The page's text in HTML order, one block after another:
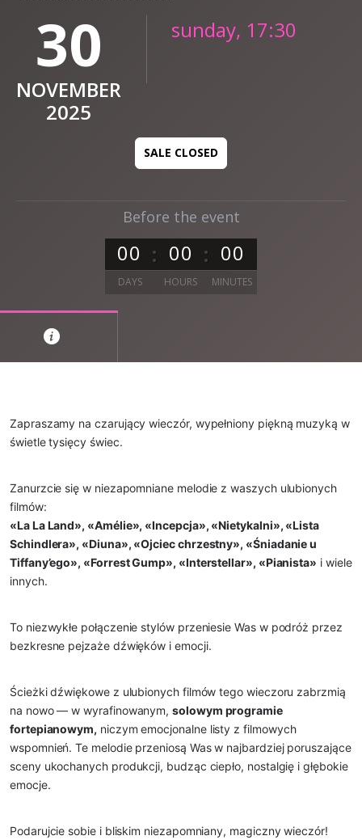
Before the event
00 00 00
DAYS HOURS MINUTES
30
NOVEMBER
2025
sunday, 17:30
SALE CLOSED
Zapraszamy na czarujący wieczór, wypełniony piękną muzyką w
świetle tysięcy świec.
Zanurzcie się w niezapomniane melodie z waszych ulubionych
filmów:
«La La Land», «Amélie», «Incepcja», «Nietykalni», «Lista
Schindlera», «Diuna», «Ojciec chrzestny», «Śniadanie u
Tiffany’ego», «Forrest Gump», «Interstellar», «Pianista» i wiele
innych.
To niezwykłe połączenie stylów przeniesie Was w podróż przez
bezkresne pejzaże dźwięków i emocji.
Ścieżki dźwiękowe z ulubionych filmów tego wieczoru zabrzmią
na nowo — w wyrafinowanym,solowym programie
fortepianowym, niczym emocjonalne listy z filmowych
wspomnień. Te melodie przeniosą Was w najbardziej poruszające
sceny ukochanych produkcji, budząc ciepło, nostalgię i głębokie
emocje.
Podarujcie sobie i bliskim niezapomniany, magiczny wieczór!